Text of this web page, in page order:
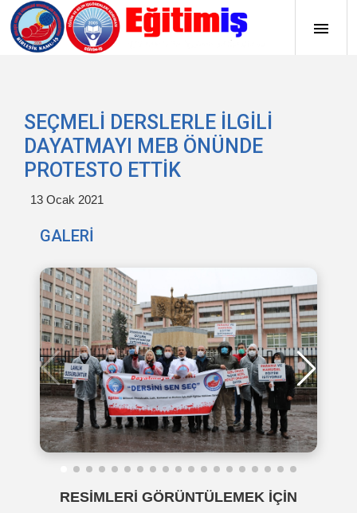
SEÇMELİ DERSLERLE İLGİLİ
DAYATMAYI MEB ÖNÜNDE
PROTESTO ETTİK
13 Ocak 2021
GALERİ
RESİMLERİ GÖRÜNTÜLEMEK İÇİN